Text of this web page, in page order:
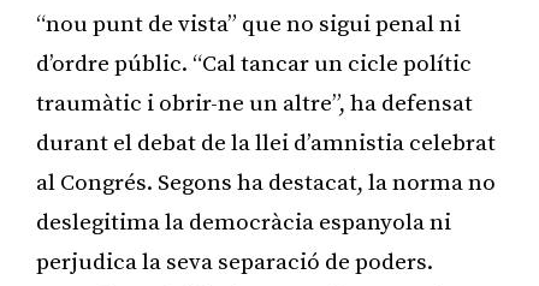
“nou punt de vista” que no sigui penal ni
d’ordre públic. “Cal tancar un cicle polític
traumàtic i obrir-ne un altre”, ha defensat
durant el debat de la llei d’amnistia celebrat
al Congrés. Segons ha destacat, la norma no
deslegitima la democràcia espanyola ni
perjudica la seva separació de poders.